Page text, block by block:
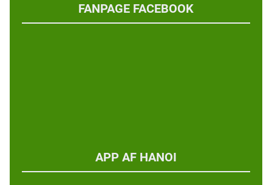
FANPAGE FACEBOOK
APP AF HANOI